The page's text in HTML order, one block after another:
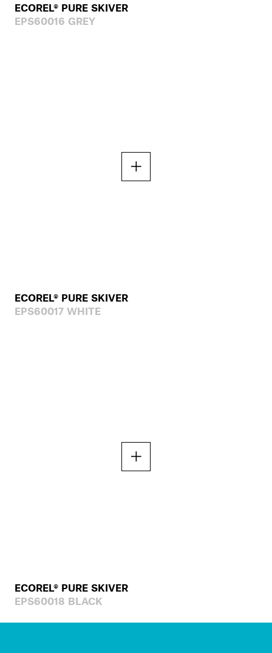
ECOREL® PURE SKIVER
EPS60016 GREY
ECOREL® PURE SKIVER
EPS60017 WHITE
ECOREL® PURE SKIVER
EPS60018 BLACK